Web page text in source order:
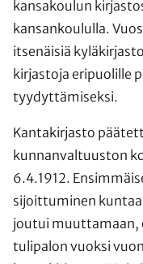
kansakoulun
kansankoululla.
itsenäisiä
kirjastoja eripuolille
tyydyttämiseksi.
Kantakirjasto
kunnanvaltuuston
6.4.1912.
sijoittuminen
joutui muuttamaan,
tulipalon vuoksi